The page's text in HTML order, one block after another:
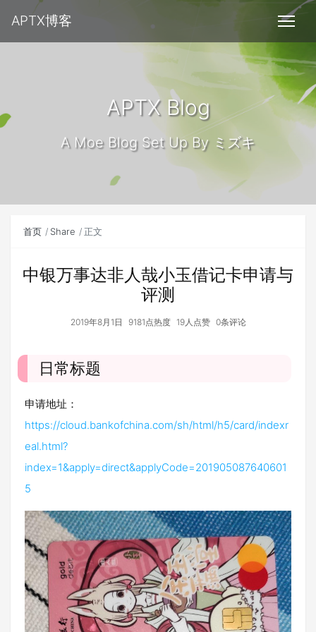
APTX博客
APTX Blog
A Moe Blog Set Up By ミズキ
首页 Share 正文
中银万事达非人哉小玉借记卡申请与
评测
2019年8月1日 9181点热度 19人点赞 0条评论
日常标题
申请地址：
https://cloud.bankofchina.com/sh/html/h5/card/indexr
eal.html?
index=1&apply=direct&applyCode=201905087640601
5